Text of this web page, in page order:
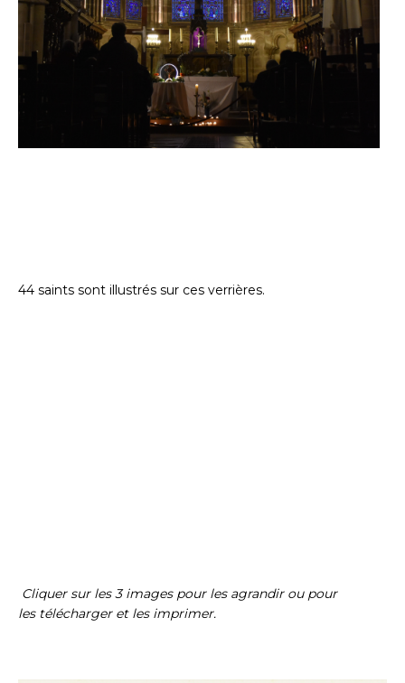
44 saints sont illustrés sur ces verrières.
Cliquer sur les 3 images pour les agrandir ou pour
les télécharger et les imprimer.